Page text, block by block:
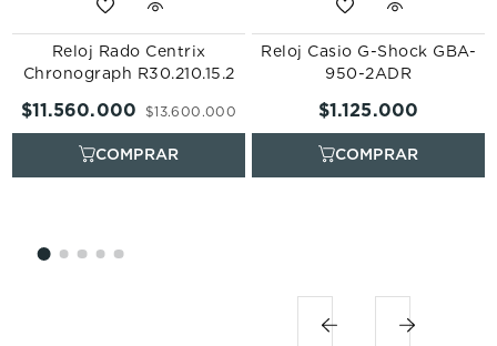
Reloj Rado Centrix
Chronograph R30.210.15.2
$13.600 .000
$11.560.000
Reloj Casio G-Shock GBA-
950-2ADR
$1.125.000